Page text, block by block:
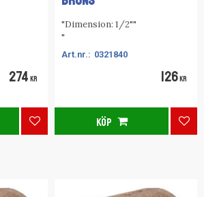
274 KR
Lägg till i favoriter
"Dimension: 1/2""
"
0321840
126KR
KÖP